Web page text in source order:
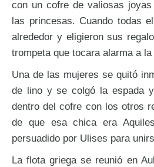
con un cofre de valiosas
las princesas. Cuando todas
alrededor y eligieron sus
trompeta que tocara alarma a
Una de las mujeres se quitó
de lino y se colgó la espada
dentro del cofre con los otros
de que esa chica era
persuadido por Ulises para
La flota griega se reunió en